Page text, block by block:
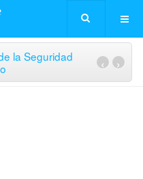
la Seguridad
›
‹